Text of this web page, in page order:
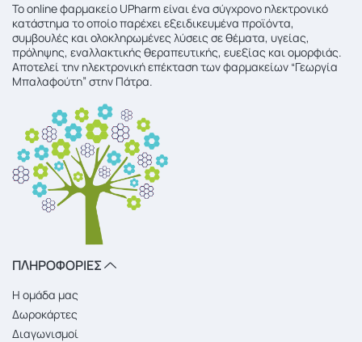
To online φαρμακείο UPharm είναι ένα σύγχρονο ηλεκτρονικό
κατάστημα το οποίο παρέχει εξειδικευμένα προϊόντα,
συμβουλές και ολοκληρωμένες λύσεις σε θέματα, υγείας,
πρόληψης, εναλλακτικής θεραπευτικής, ευεξίας και ομορφιάς.
Αποτελεί την ηλεκτρονική επέκταση των φαρμακείων “Γεωργία
Μπαλαφούτη” στην Πάτρα.
ΠΛΗΡΟΦΟΡΙΕΣ
Η ομάδα μας
Δωροκάρτες
Διαγωνισμοί